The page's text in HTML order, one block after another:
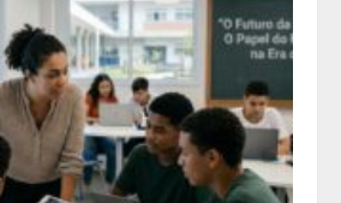
Equipe conquista 22 medalhas e
garante 12 vagas para etapas
nacionais em segunda etapa do
JEMG, em Pará de Minas